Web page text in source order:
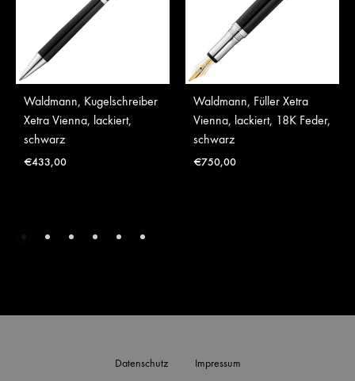
Waldmann, Kugelschreiber
Xetra Vienna, lackiert,
schwarz
€433,00
Waldmann, Füller Xetra
Vienna, lackiert, 18K Feder,
schwarz
€750,00
Datenschutz Impressum